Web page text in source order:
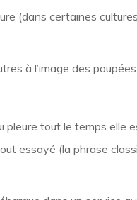
(dans certaines
à l’image des
pleure tout le temps elle
essayé (la phrase